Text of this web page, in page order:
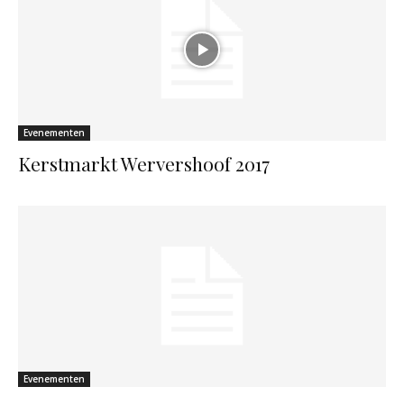
Evenementen
Kerstmarkt Wervershoof 2017
Evenementen